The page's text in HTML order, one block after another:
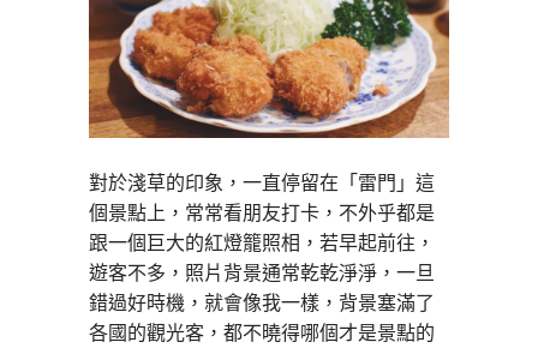
對於淺草的印象，一直停留在「雷門」這
個景點上，常常看朋友打卡，不外乎都是
跟一個巨大的紅燈籠照相，若早起前往，
遊客不多，照片背景通常乾乾淨淨，一旦
錯過好時機，就會像我一樣，背景塞滿了
各國的觀光客，都不曉得哪個才是景點的